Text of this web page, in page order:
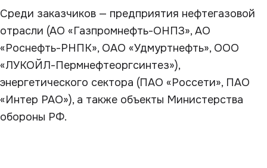
Среди заказчиков — предприятия нефтегазовой
отрасли (АО «Газпромнефть-ОНПЗ», АО
«Роснефть-РНПК», ОАО «Удмуртнефть», ООО
«ЛУКОЙЛ-Пермнефтеоргсинтез»),
энергетического сектора (ПАО «Россети», ПАО
«Интер РАО»), а также объекты Министерства
обороны РФ.